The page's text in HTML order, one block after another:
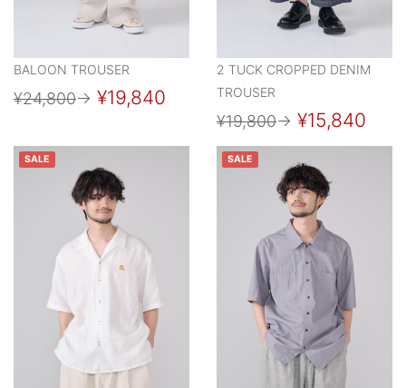
BALOON TROUSER
¥24,800→ ¥19,840
2 TUCK CROPPED DENIM
TROUSER
¥19,800→ ¥15,840
SALE SALE